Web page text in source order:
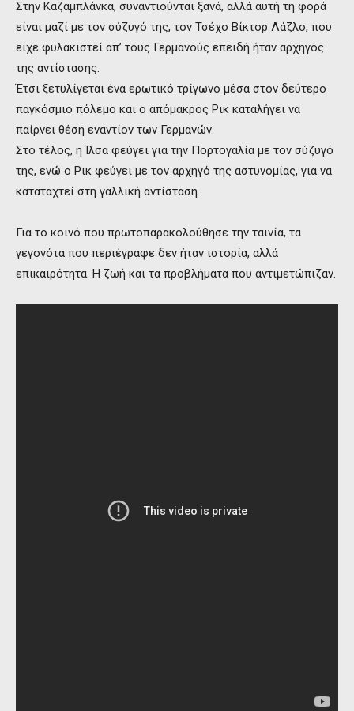
Στην Καζαμπλάνκα, συναντιούνται ξανά, αλλά αυτή τη φορά
είναι μαζί με τον σύζυγό της, τον Τσέχο Βίκτορ Λάζλο, που
είχε φυλακιστεί απ’ τους Γερμανούς επειδή ήταν αρχηγός
της αντίστασης.
Έτσι ξετυλίγεται ένα ερωτικό τρίγωνο μέσα στον δεύτερο
παγκόσμιο πόλεμο και ο απόμακρος Ρικ καταλήγει να
παίρνει θέση εναντίον των Γερμανών.
Στο τέλος, η Ίλσα φεύγει για την Πορτογαλία με τον σύζυγό
της, ενώ ο Ρικ φεύγει με τον αρχηγό της αστυνομίας, για να
καταταχτεί στη γαλλική αντίσταση.
Για το κοινό που πρωτοπαρακολούθησε την ταινία, τα
γεγονότα που περιέγραφε δεν ήταν ιστορία, αλλά
επικαιρότητα. Η ζωή και τα προβλήματα που αντιμετώπιζαν.